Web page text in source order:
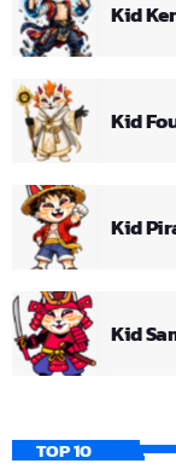
Kid
Kid
Kid
Kid
TOP 10